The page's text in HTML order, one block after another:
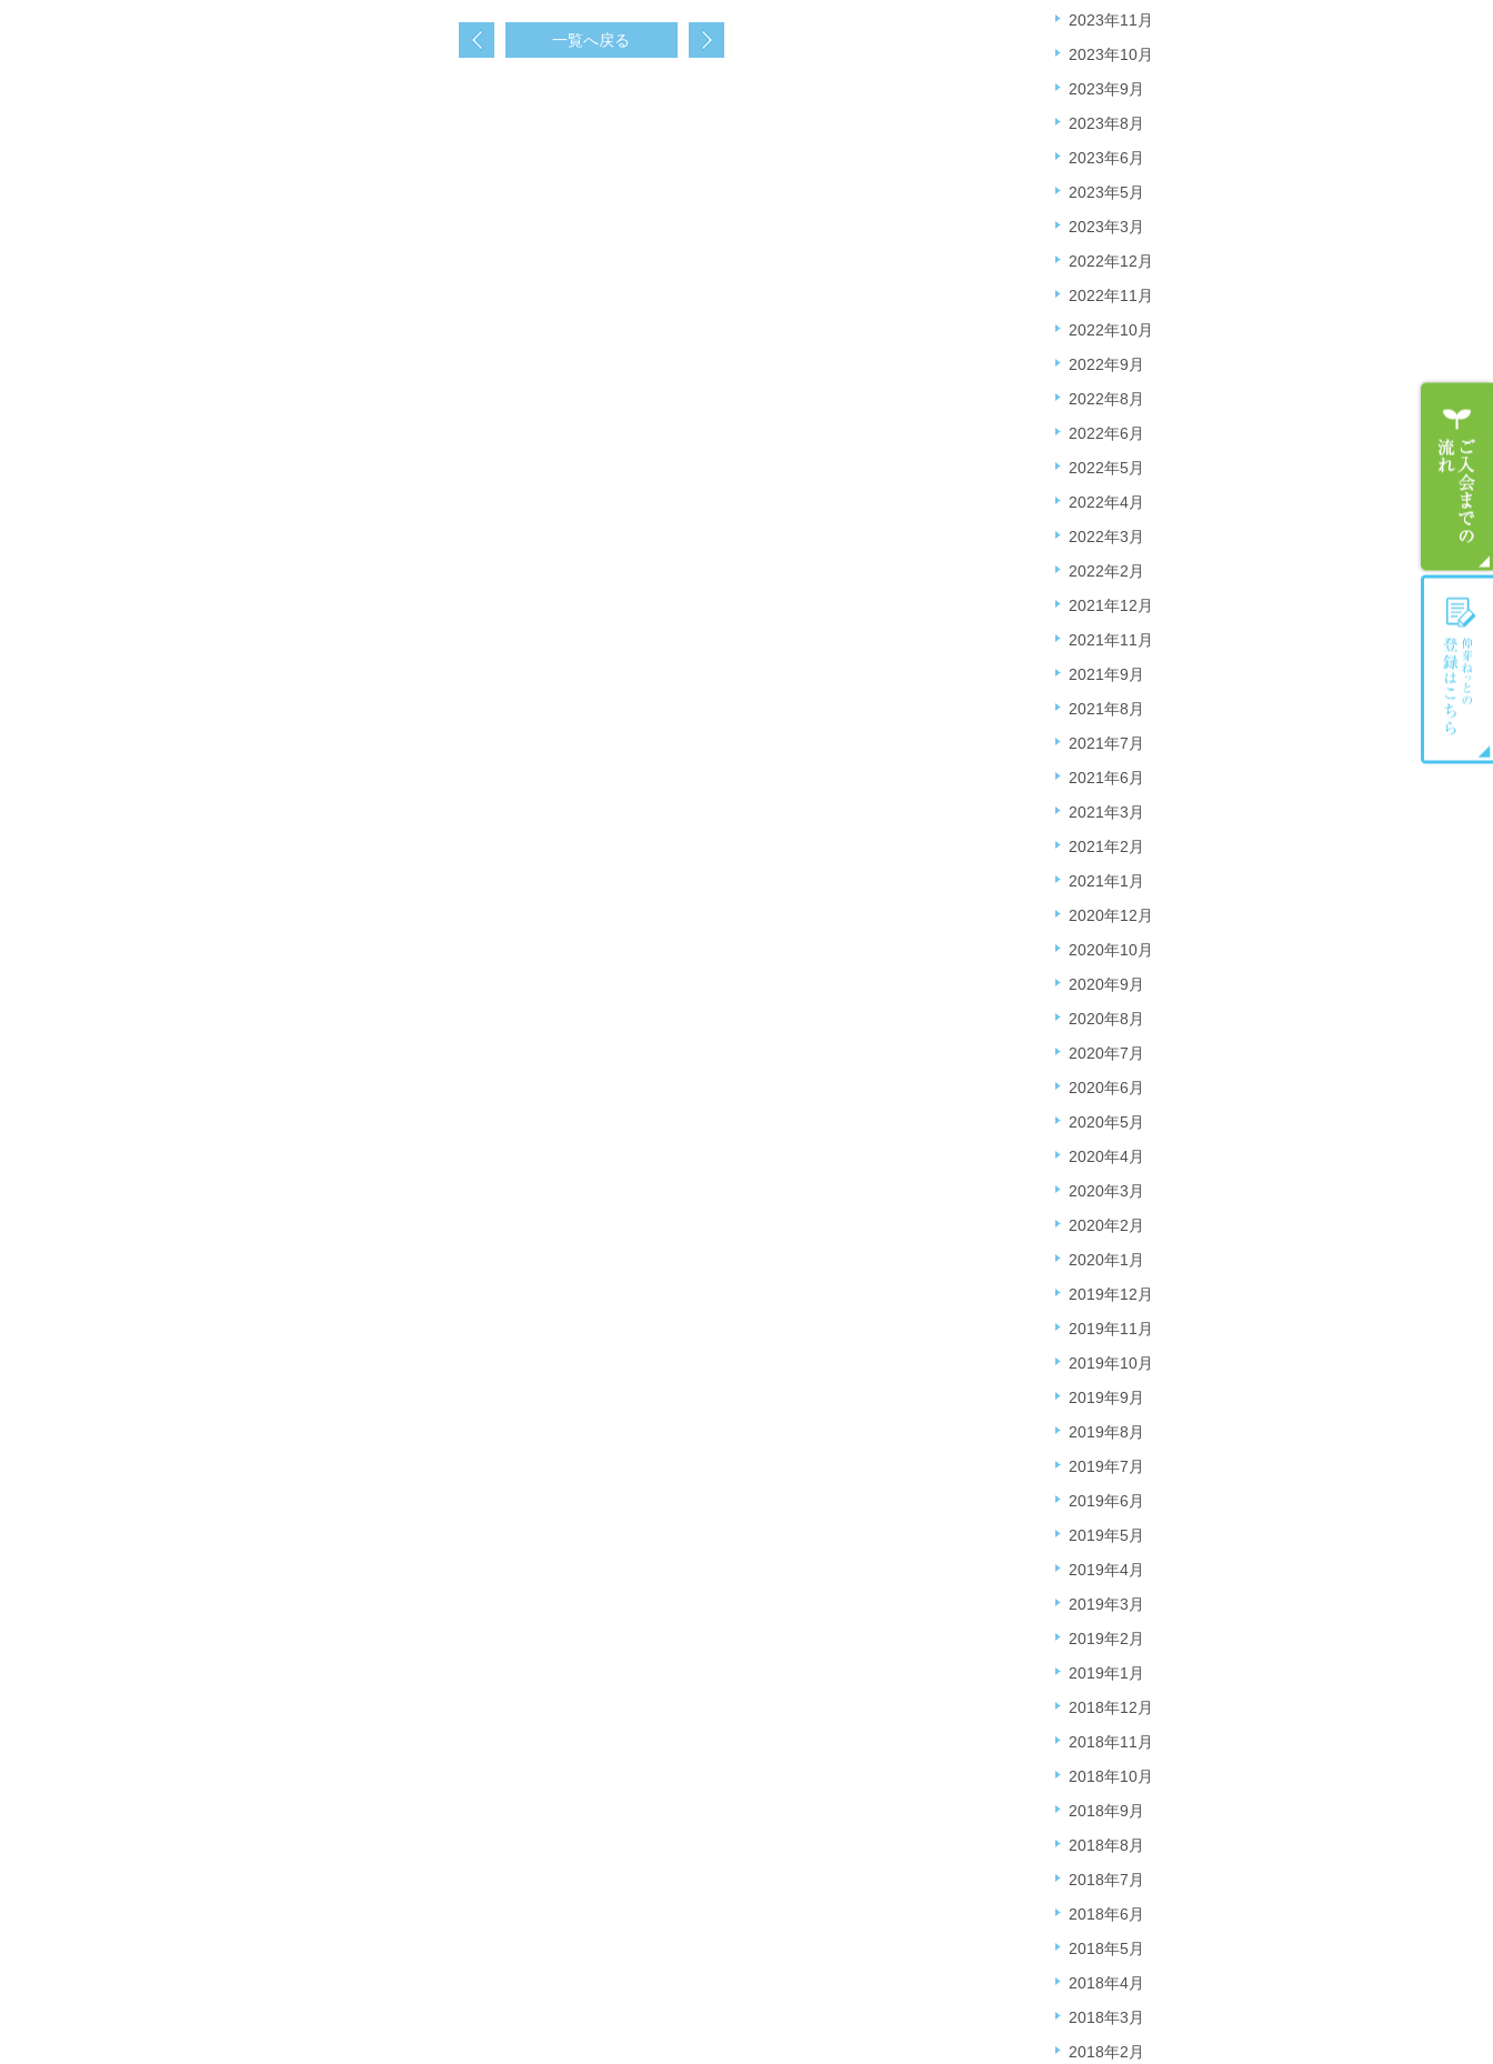
一覧へ戻る
2023年11月
2023年10月
2023年9月
2023年8月
2023年6月
2023年5月
2023年3月
2022年12月
2022年11月
2022年10月
2022年9月
2022年8月
2022年6月
2022年5月
2022年4月
2022年3月
2022年2月
2021年12月
2021年11月
2021年9月
2021年8月
2021年7月
2021年6月
2021年3月
2021年2月
2021年1月
2020年12月
2020年10月
2020年9月
2020年8月
2020年7月
2020年6月
2020年5月
2020年4月
2020年3月
2020年2月
2020年1月
2019年12月
2019年11月
2019年10月
2019年9月
2019年8月
2019年7月
2019年6月
2019年5月
2019年4月
2019年3月
2019年2月
2019年1月
2018年12月
2018年11月
2018年10月
2018年9月
2018年8月
2018年7月
2018年6月
2018年5月
2018年4月
2018年3月
2018年2月